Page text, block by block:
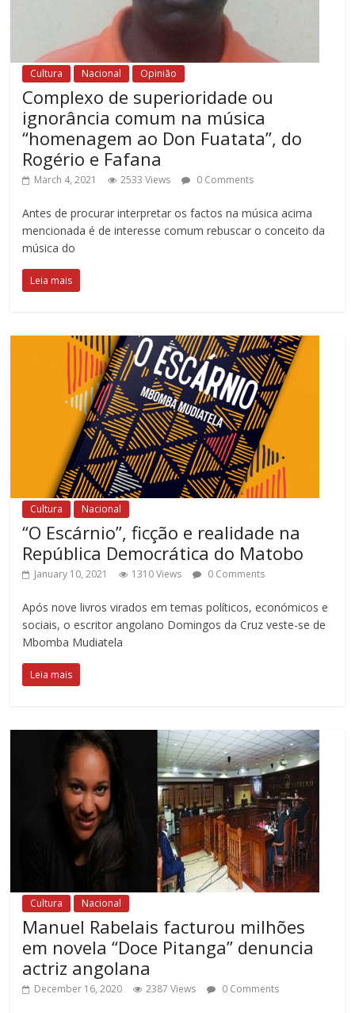
Cultura Nacional Opinião
Complexo de superioridade ou
ignorância comum na música
“homenagem ao Don Fuatata”, do
Rogério e Fafana
March 4, 2021 2533 Views 0 Comments
Antes de procurar interpretar os factos na música acima
mencionada é de interesse comum rebuscar o conceito da
música do
Leia mais
Cultura Nacional
“O Escárnio”, ficção e realidade na
República Democrática do Matobo
January 10, 2021 1310 Views 0 Comments
Após nove livros virados em temas políticos, económicos e
sociais, o escritor angolano Domingos da Cruz veste-se de
Mbomba Mudiatela
Leia mais
Cultura Nacional
Manuel Rabelais facturou milhões
em novela “Doce Pitanga” denuncia
actriz angolana
December 16, 2020 2387 Views 0 Comments